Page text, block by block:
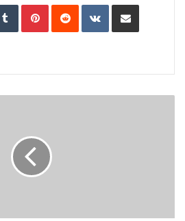
Tumblr PinterestReddit VKontakteShare via Email